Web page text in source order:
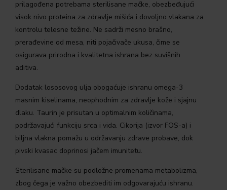
prilagođena potrebama sterilisane mačke, obezbeđujući
visok nivo proteina za zdravlje mišića i dovoljno vlakana za
kontrolu telesne težine. Ne sadrži mesno brašno,
prerađevine od mesa, niti pojačivače ukusa, čime se
osigurava prirodna i kvalitetna ishrana bez suvišnih
aditiva.
Dodatak lososovog ulja obogaćuje ishranu omega-3
masnim kiselinama, neophodnim za zdravlje kože i sjajnu
dlaku. Taurin je prisutan u optimalnim količinama,
podržavajući funkciju srca i vida. Cikorija (izvor FOS-a) i
biljna vlakna pomažu u održavanju zdrave probave, dok
pivski kvasac doprinosi jačem imunitetu.
Sterilisane mačke su podložne promenama metabolizma,
zbog čega je važno obezbediti im odgovarajuću ishranu.